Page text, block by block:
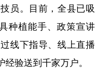
员。目前，全县已吸
种植能手、政策宣讲
线下指导、线上直播
验送到千家万户。